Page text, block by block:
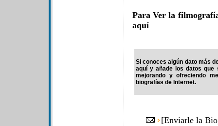
Para Ver la
aquí
Si conoces algún dato más
aquí y añade los datos que
mejorando y ofreciendo
biografías de Internet.
[Enviarle la